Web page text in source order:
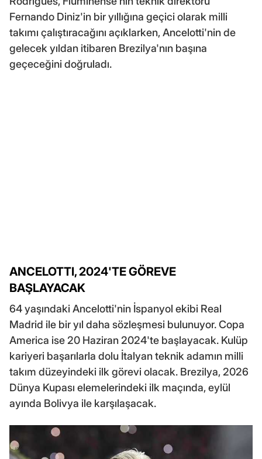
Fernando Diniz'in bir yıllığına geçici olarak milli
takımı çalıştıracağını açıklarken, Ancelotti'nin de
gelecek yıldan itibaren Brezilya'nın başına
geçeceğini doğruladı.
ANCELOTTI, 2024'TE GÖREVE
BAŞLAYACAK
64 yaşındaki Ancelotti'nin İspanyol ekibi Real
Madrid ile bir yıl daha sözleşmesi bulunuyor. Copa
America ise 20 Haziran 2024'te başlayacak. Kulüp
kariyeri başarılarla dolu İtalyan teknik adamın milli
takım düzeyindeki ilk görevi olacak. Brezilya, 2026
Dünya Kupası elemelerindeki ilk maçında, eylül
ayında Bolivya ile karşılaşacak.